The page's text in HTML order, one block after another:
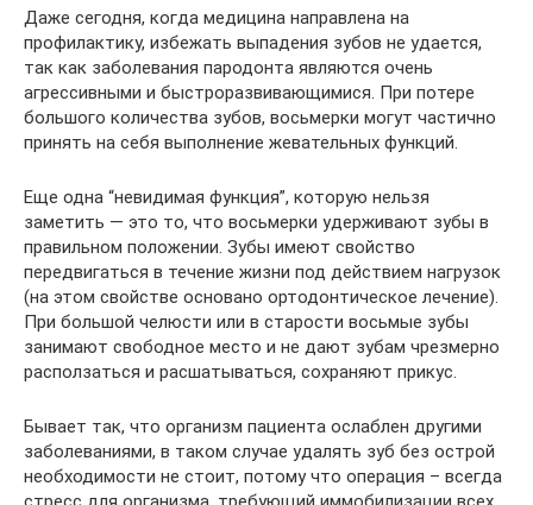
Даже сегодня, когда медицина направлена на
профилактику, избежать выпадения зубов не удается,
так как заболевания пародонта являются очень
агрессивными и быстроразвивающимися. При потере
большого количества зубов, восьмерки могут частично
принять на себя выполнение жевательных функций.
Еще одна “невидимая функция”, которую нельзя
заметить — это то, что восьмерки удерживают зубы в
правильном положении. Зубы имеют свойство
передвигаться в течение жизни под действием нагрузок
(на этом свойстве основано ортодонтическое лечение).
При большой челюсти или в старости восьмые зубы
занимают свободное место и не дают зубам чрезмерно
расползаться и расшатываться, сохраняют прикус.
Бывает так, что организм пациента ослаблен другими
заболеваниями, в таком случае удалять зуб без острой
необходимости не стоит, потому что операция – всегда